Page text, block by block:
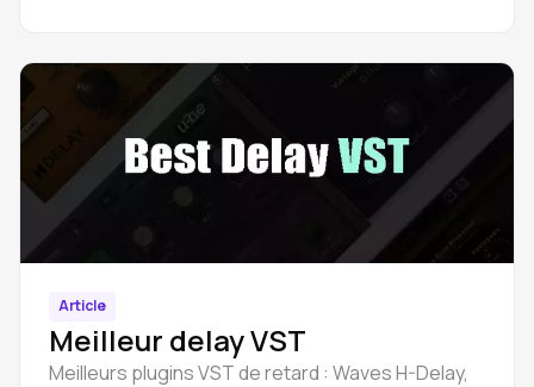
Article
Meilleur delay VST
Meilleurs plugins VST de retard : Waves H-Delay,